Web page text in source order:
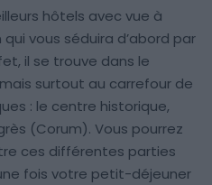
hôtels avec vue à
vous séduira d’abord par
il se trouve dans le
surtout au carrefour de
: le centre historique,
(Corum). Vous pourrez
ces différentes parties
fois votre petit-déjeuner